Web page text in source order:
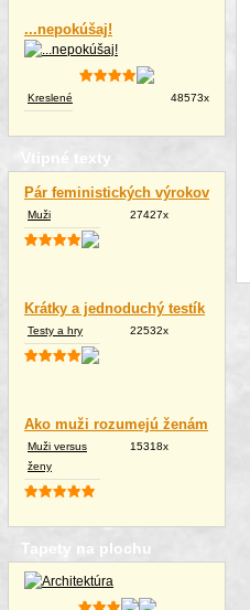
...nepokúšaj!
Kreslené 48573x
Vtipné texty
Pár feministických výrokov
Muži 27427x
Krátky a jednoduchý testík
Testy a hry 22532x
Ako muži rozumejú ženám
Muži versus
ženy
15318x
Tapety na plochu